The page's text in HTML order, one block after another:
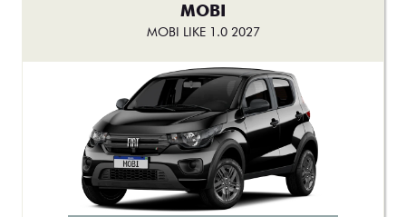
MOBI
MOBI LIKE 1.0 2027